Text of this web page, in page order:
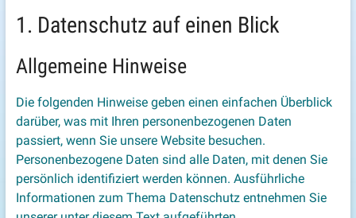
1. Datenschutz auf einen Blick
Allgemeine Hinweise
Die folgenden Hinweise geben einen einfachen Überblick
darüber, was mit Ihren personenbezogenen Daten
passiert, wenn Sie unsere Website besuchen.
Personenbezogene Daten sind alle Daten, mit denen Sie
persönlich identifiziert werden können. Ausführliche
Informationen zum Thema Datenschutz entnehmen Sie